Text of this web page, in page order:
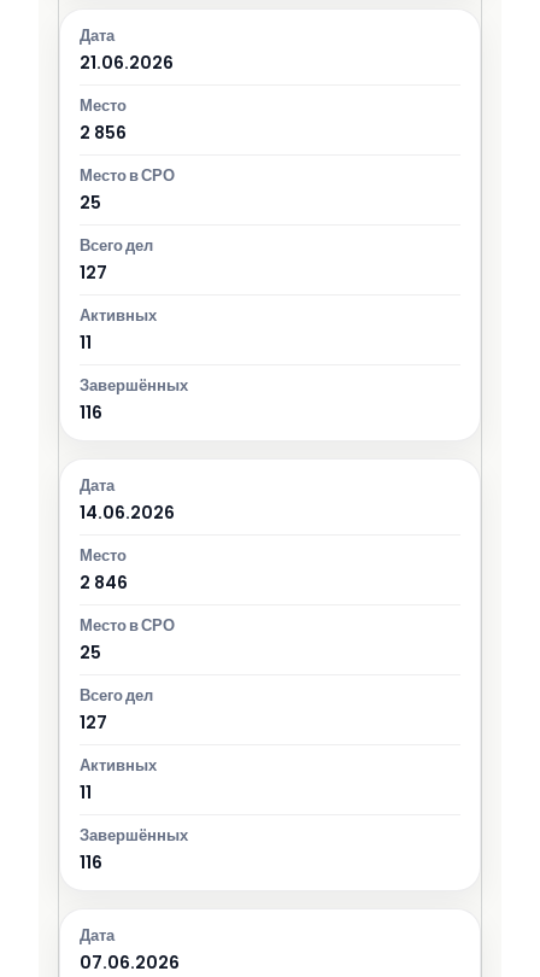
21.06.2026
2 856
25
127
11
116
14.06.2026
2 846
25
127
11
116
07.06.2026